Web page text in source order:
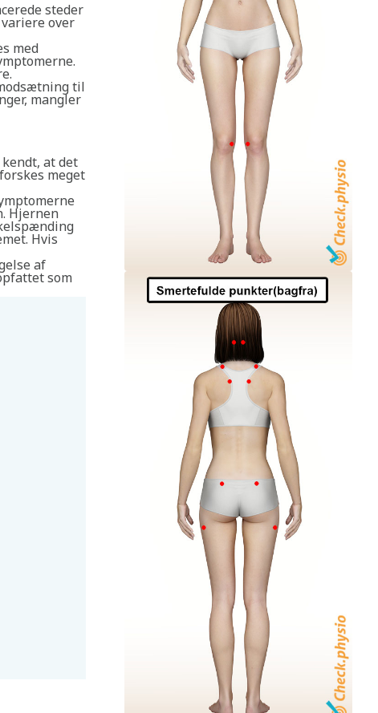
steder
over
med
til
mangler
at det
meget
Hjernen
Hvis
af
som